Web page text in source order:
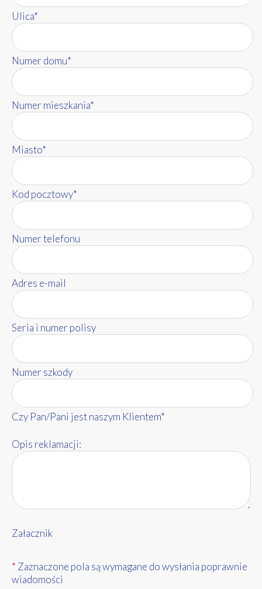
Ulica*
Numer domu*
Numer mieszkania*
Miasto*
Kod pocztowy*
Numer telefonu
Adres e-mail
Seria i numer polisy
Numer szkody
Czy Pan/Pani jest naszym Klientem*
Opis reklamacji:
Załacznik
* Zaznaczone pola są wymagane do wysłania poprawnie
wiadomości